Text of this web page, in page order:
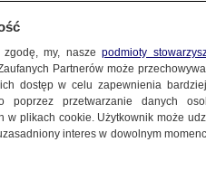
zgodę, my, naszepodmioty
Partnerów może
dostęp w celu zapewnienia
poprzez przetwarzanie danych
w plikach cookie. Użytkownik może
interes w dowolnym